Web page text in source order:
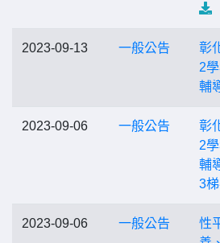
2023-09-13 一般公告
彰
2
輔
2023-09-06 一般公告
彰
2
輔
3
2023-09-06 一般公告
性